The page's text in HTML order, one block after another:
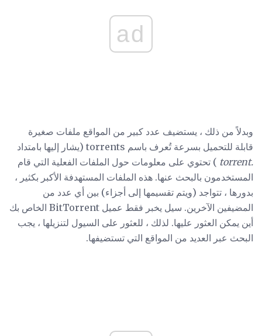
ad
وبدلاً من ذلك ، يستضيف عدد كبير من المواقع ملفات صغيرة
قابلة للتحميل بسرعة تُعرف باسم torrents (يشار إليها بامتداد
.torrent
) تحتوي على معلومات حول الملفات الفعلية التي قام
المستخدمون بالبحث عنها. هذه الملفات المستهدفة الأكبر بكثير ،
بدورها ، تتواجد (ويتم تقسيمها إلى أجزاء) بين أي عدد من
المضيفين الآخرين. سيل يخبر فقط عميل BitTorrent الخاص بك
أين يمكن العثور عليها. لذلك ، للعثور على السيول لتنزيلها ، يجب
البحث عبر العديد من المواقع التي تستضيفها.